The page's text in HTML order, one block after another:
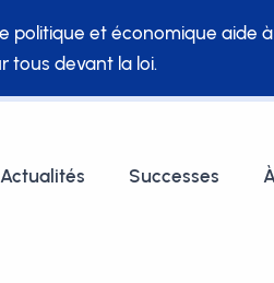
politique et économique
tous devant la loi.
Actualités Successes